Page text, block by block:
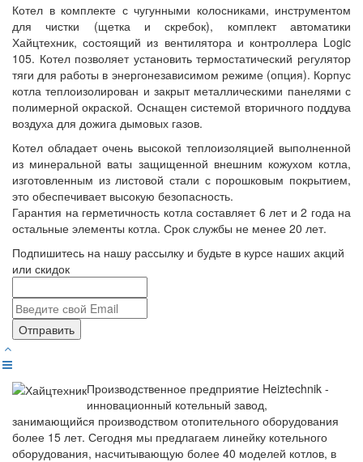
Котел в комплекте с чугунными колосниками, инструментом
для чистки (щетка и скребок), комплект автоматики
Хайцтехник, состоящий из вентилятора и контроллера Logic
105. Котел позволяет установить термостатический регулятор
тяги для работы в энергонезависимом режиме (опция). Корпус
котла теплоизолирован и закрыт металлическими панелями с
полимерной окраской. Оснащен системой вторичного поддува
воздуха для дожига дымовых газов.
Котел обладает очень высокой теплоизоляцией выполненной
из минеральной ваты защищенной внешним кожухом котла,
изготовленным из листовой стали с порошковым покрытием,
это обеспечивает высокую безопасность.
Гарантия на герметичность котла составляет 6 лет и 2 года на
остальные элементы котла. Срок службы не менее 20 лет.
Подпишитесь на нашу рассылку и будьте в курсе наших акций
или скидок
Отправить
Производственное предприятие Heiztechnik -
инновационный котельный завод,
занимающийся производством отопительного оборудования
более 15 лет. Сегодня мы предлагаем линейку котельного
оборудования, насчитывающую более 40 моделей котлов, в